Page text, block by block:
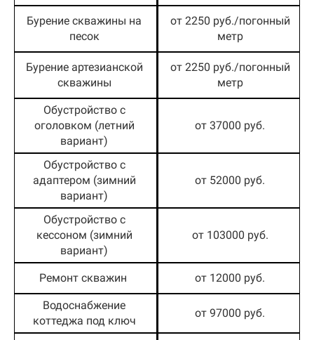
Бурение скважины на
песок
от 2250 руб./погонный
метр
Бурение артезианской
скважины
от 2250 руб./погонный
метр
Обустройство с
оголовком (летний
вариант)
от 37000 руб.
Обустройство с
адаптером (зимний
вариант)
от 52000 руб.
Обустройство с
кессоном (зимний
вариант)
от 103000 руб.
Ремонт скважин от 12000 руб.
Водоснабжение
коттеджа под ключ
от 97000 руб.